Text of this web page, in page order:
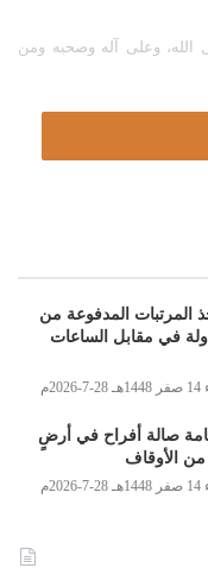
الله، وعلى آله وصحبه ومن
ببعضه في بعض” [شرح
ويجوز كذلك إعطاء القيم من
تمكنه من أداء دوره
المرتبات المدفوعة من
في مقابل الساعات
صالة أفراح في أرضٍ
الأوقاف